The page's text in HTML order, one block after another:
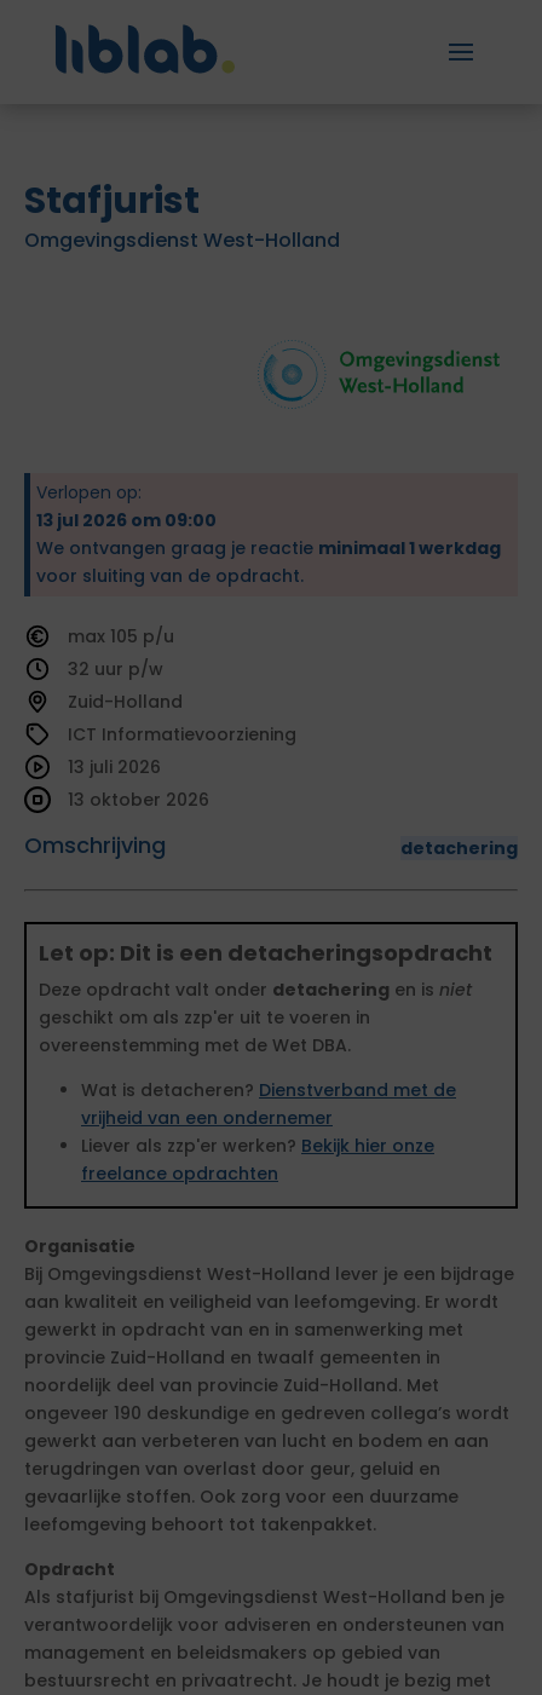
Stafjurist
Omgevingsdienst West-Holland
Verlopen op:
13 jul 2026 om 09:00
We ontvangen graag je reactie minimaal 1 werkdag
voor sluiting van de opdracht.
105
32
Zuid-Holland
ICT Informatievoorziening
Omschrijving detachering
13 juli 2026
13 oktober 2026
Let op: Dit is een detacheringsopdracht
Deze opdracht valt onder detachering en is niet
geschikt om als zzp'er uit te voeren in
overeenstemming met de Wet DBA.
Wat is detacheren? Dienstverband met de
vrijheid van een ondernemer
Liever als zzp'er werken? Bekijk hier onze
freelance opdrachten
Organisatie
Bij Omgevingsdienst West-Holland lever je een bijdrage
aan kwaliteit en veiligheid van leefomgeving. Er wordt
gewerkt in opdracht van en in samenwerking met
provincie Zuid-Holland en twaalf gemeenten in
noordelijk deel van provincie Zuid-Holland. Met
ongeveer 190 deskundige en gedreven collega’s wordt
gewerkt aan verbeteren van lucht en bodem en aan
terugdringen van overlast door geur, geluid en
gevaarlijke stoffen. Ook zorg voor een duurzame
leefomgeving behoort tot takenpakket.
Opdracht
Als stafjurist bij Omgevingsdienst West-Holland ben je
verantwoordelijk voor adviseren en ondersteunen van
management en beleidsmakers op gebied van
bestuursrecht en privaatrecht. Je houdt je bezig met